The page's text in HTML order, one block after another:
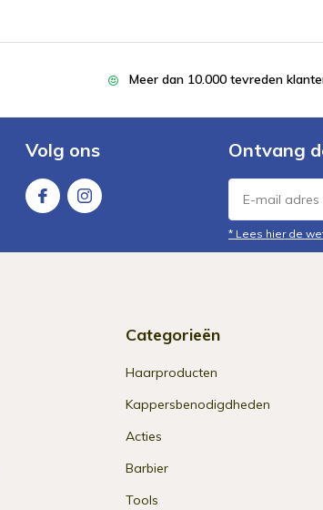
Meer dan 10.000 tevreden
Volg ons Ontvang
* Lees hier de
Categorieën
Haarproducten
Kappersbenodigdheden
Acties
Barbier
Tools